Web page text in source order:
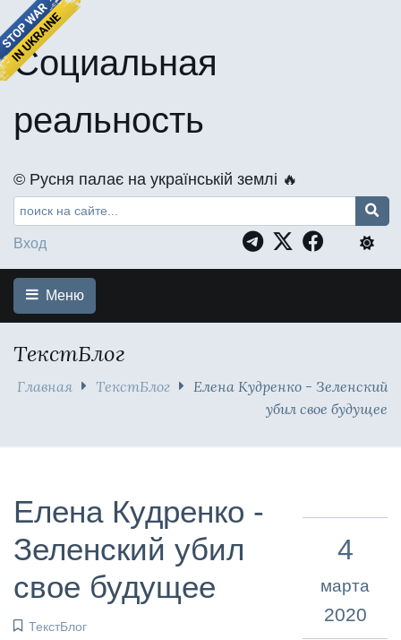
Социальная
реальность
©️ Русня палає на українській землі 🔥
Вход
Меню
ТекстБлог
Главная ТекстБлог
Елена Кудренко - Зеленский
убил свое будущее
Елена Кудренко -
Зеленский убил
свое будущее
ТекстБлог
4
марта
2020